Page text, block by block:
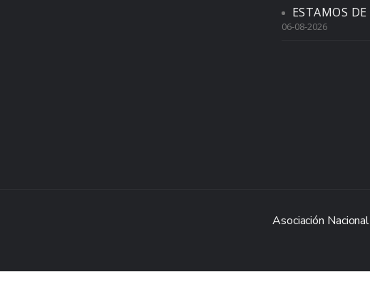
ESTAMOS
06-08-2026
Asociación